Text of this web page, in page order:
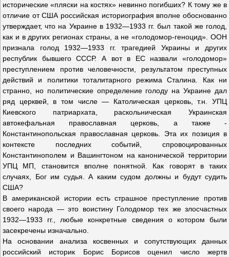
исторические «пляски на костях» невинно погибших? К тому же в
отличие от США российская историография вполне обоснованно
утверждает, что на Украине в 1932—1933 гг. был такой же голод,
как и в других регионах страны, а не «голодомор-геноцид». ООН
признала голод 1932—1933 гг. трагедией Украины и других
республик бывшего СССР. А вот в ЕС назвали «голодомор»
преступлением против человечности, результатом преступных
действий и политики тоталитарного режима Сталина. Как ни
странно, но политические определение голоду на Украине дал
ряд церквей, в том числе — Католическая церковь, т.н. УПЦ
Киевского патриархата, раскольническая Украинская
автокефальная православная церковь, а также -
Константинопольская православная церковь. Эта их позиция в
контексте последних событий, спровоцированных
Константинополем и Вашингтоном на канонической территории
УПЦ МП, становится вполне понятной. Как говорят в таких
случаях, Бог им судья. А каким судом должны и будут судить
США?
В американской истории есть страшное преступление против
своего народа — это воистину Голодомор тех же злосчастных
1932—1933 гг., любые конкретные сведения о котором были
засекречены изначально.
На основании анализа косвенных и сопутствующих данных
российский историк Борис Борисов оценил число жертв